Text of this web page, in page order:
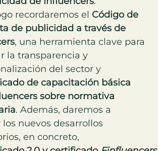
recordaremos el Código de
de publicidad a través de
, una herramienta clave para
la transparencia y
del sector y
de capacitación básica
sobre normativa
. Además, daremos a
los nuevos desarrollos
en concreto,